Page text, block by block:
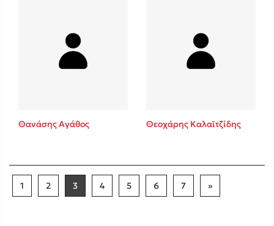
Θανάσης Αγάθος Θεοχάρης Καλαϊτζίδης
1 2 3 4 5 6 7 »